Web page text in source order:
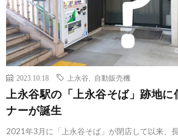
2023.10.18 上永谷 自動販売機
上永谷駅の「上永谷そば」跡地
ナーが誕生
2021年3月に「上永谷そば」が閉店して以来、